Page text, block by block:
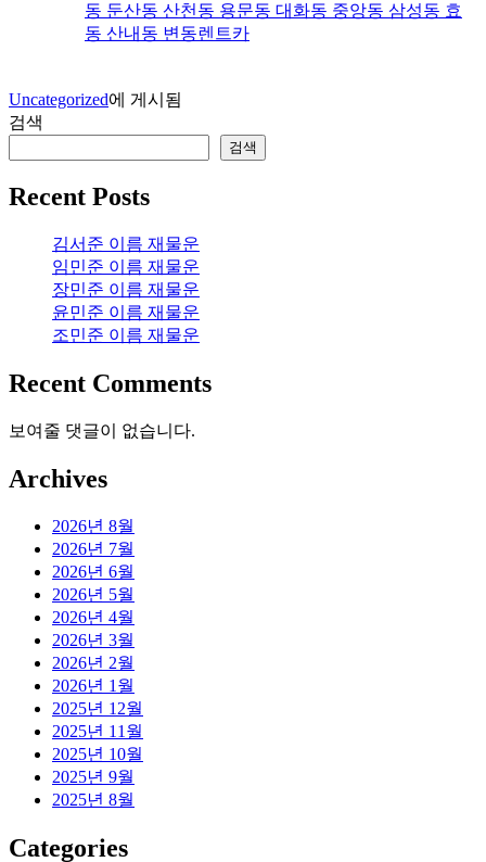
동 둔산동 산천동 용문동 대화동 중앙동 삼성동 효
동 산내동 변동렌트카
Uncategorized에 게시됨
검색
검색
Recent Posts
김서준 이름 재물운
임민준 이름 재물운
장민준 이름 재물운
윤민준 이름 재물운
조민준 이름 재물운
Recent Comments
보여줄 댓글이 없습니다.
Archives
2026년 8월
2026년 7월
2026년 6월
2026년 5월
2026년 4월
2026년 3월
2026년 2월
2026년 1월
2025년 12월
2025년 11월
2025년 10월
2025년 9월
2025년 8월
Categories